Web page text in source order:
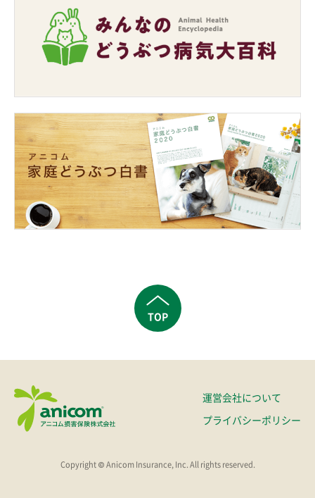
TOP
運営会社について
プライバシーポリシー
Copyright © Anicom Insurance, Inc. All rights reserved.